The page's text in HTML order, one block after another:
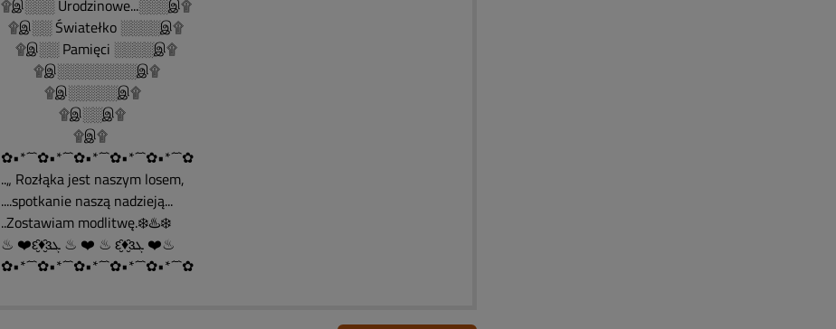
۩இ░░░ Urodzinowe...░░░இ۩
۩இ░░ Światełko ░░░░இ۩
۩இ░░ Pamięci ░░░░இ۩
۩இ░░░░░░░░இ۩
۩இ░░░░░இ۩
۩இ░░இ۩
۩இ۩
✿•*´¯`✿•*´¯`✿•*´¯`✿•*´¯`✿•*´¯`✿
..„ Rozłąka jest naszym losem,
....spotkanie naszą nadzieją...
..Zostawiam modlitwę.❄️♨️❄️
♨ ❤️ԑ̮̑♦̮̑ɜܓ ♨ ❤️ ♨ ԑ̮̑♦̮̑ɜܓ ❤️♨
✿•*´¯`✿•*´¯`✿•*´¯`✿•*´¯`✿•*´¯`✿